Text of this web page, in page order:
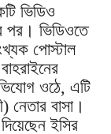
ভিডিও
পর। ভিডিওতে
পোস্টাল
ওঠে, এটি
নেতার বাসা।
ইসির